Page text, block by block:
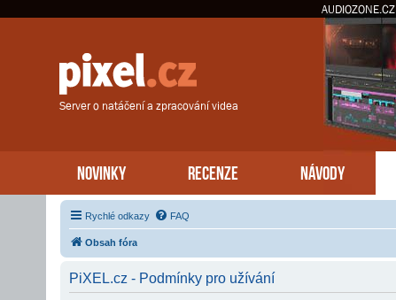
AUDIOZONE.CZ
Server o natáčení a zpracování videa
NOVINKY RECENZE NÁVODY
Rychlé odkazy FAQ
Obsah fóra
PiXEL.cz - Podmínky pro užívání